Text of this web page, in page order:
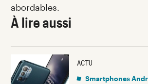
abordables.
À lire aussi
ACTU
Smartphones